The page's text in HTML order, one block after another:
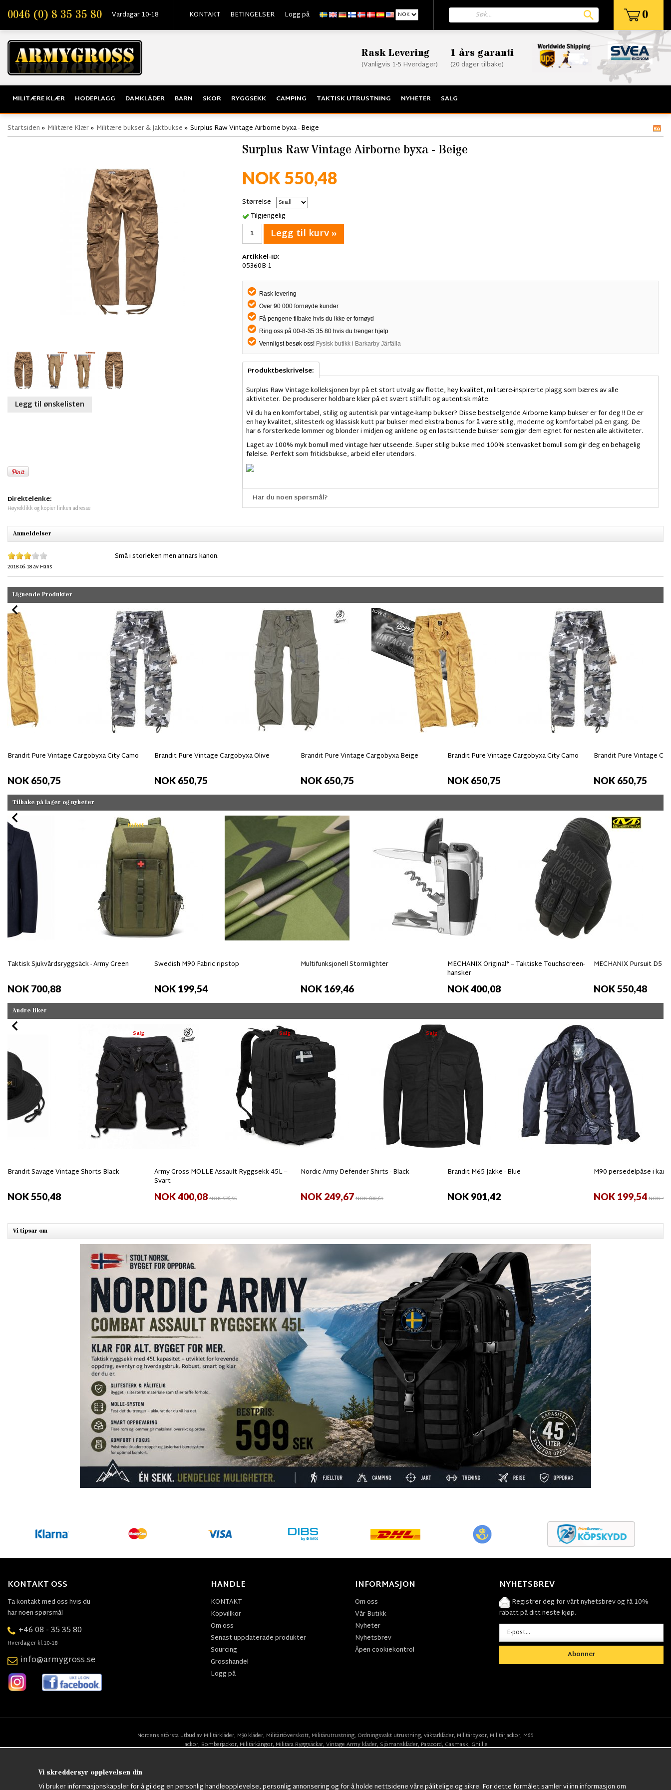
0046 (0) 8 35 35 80 Vardagar 10-18 KONTAKT BETINGELSER Logg på 0
Rask Levering
(Vanligvis 1-5 Hverdager)
1 års garanti
(20 dager tilbake)
MILITÆRE KLÆR HODEPLAGG DAMKLÄDER BARN SKOR RYGGSEKK CAMPING TAKTISK UTRUSTNING NYHETER SALG
Startsiden» Militære Klær» Militære bukser & Jaktbukse» Surplus Raw Vintage Airborne byxa - Beige
Legg til ønskelisten
Direktelenke:
Høyreklikk og kopier linken adresse
Surplus Raw Vintage Airborne byxa - Beige
NOK 550,48
Størrelse
Tilgjengelig
Legg til kurv »
Artikkel-ID:
05360B-1
Rask levering
Over 90 000 fornøyde kunder
Få pengene tilbake hvis du ikke er fornøyd
Ring oss på 00-8-35 35 80 hvis du trenger hjelp
Vennligst besøk oss! Fysisk butikk i Barkarby Järfälla
Produktbeskrivelse:
Surplus Raw Vintage kolleksjonen byr på et stort utvalg av flotte, høy kvalitet, militære-inspirerte plagg som bæres av alle
aktiviteter. De produserer holdbare klær på et svært stilfullt og autentisk måte.
Vil du ha en komfortabel, stilig og autentisk par vintage-kamp bukser? Disse bestselgende Airborne kamp bukser er for deg !! De er
en høy kvalitet, slitesterk og klassisk kutt par bukser med ekstra bonus for å være stilig, moderne og komfortabel på en gang. De
har 6 forsterkede lommer og blonder i midjen og anklene og en løstsittende bukser som gjør dem egnet for nesten alle aktiviteter.
Laget av 100% myk bomull med vintage hær utseende. Super stilig bukse med 100% stenvasket bomull som gir deg en behagelig
følelse. Perfekt som fritidsbukse, arbeid eller utendørs.
Har du noen spørsmål?
Anmeldelser
2018-06-18av Hans
Små i storleken men annars kanon.
Lignende Produkter
Brandit Pure Vintage Cargobyxa City Camo
NOK 650,75
Brandit Pure Vintage Cargobyxa Olive
NOK 650,75
Brandit Pure Vintage Cargobyxa Beige
NOK 650,75
Brandit Pure Vintage Cargobyxa City Camo
NOK 650,75
Brandit Pure Vintage
NOK 650,75
Tilbake på lager og nyheter
Nyhet
Taktisk Sjukvårdsryggsäck - Army Green
NOK 700,88
Swedish M90 Fabric ripstop
NOK 199,54
Multifunksjonell Stormlighter
NOK 169,46
MECHANIX Original® – Taktiske Touchscreen-
hansker
NOK 400,08
MECHANIX Pursuit D5
NOK 550,48
Andre liker
Salg
Brandit Savage Vintage Shorts Black
NOK 550,48
Salg
Army Gross MOLLE Assault Ryggsekk 45L –
Svart
NOK 400,08NOK 576,55
Salg
Nordic Army Defender Shirts - Black
NOK 249,67NOK 600,61
Brandit M65 Jakke - Blue
NOK 901,42
M90 persedelpåse i
NOK 199,54NOK
Vi tipsar om
KONTAKT OSS
Ta kontakt med oss hvis du
har noen spørsmål
+46 08 - 35 35 80
Hverdager kl.10-18
info@armygross.se
HANDLE
KONTAKT
Köpvillkor
Om oss
Senast uppdaterade produkter
Sourcing
Grosshandel
Logg på
INFORMASJON
Om oss
Vår Butikk
Nyheter
Nyhetsbrev
Åpen cookiekontrol
NYHETSBREV
Registrer deg for vårt nyhetsbrev og få 10%
rabatt på ditt neste kjøp.
Abonner
Nordens största utbud av Militärkläder, M90 kläder, Militärtöverskott, Militärutrustning, Ordningsvakt utrustning, väktarkläder, Militärbyxor, Militärjackor, M65
Jackor,Bomberjackor,Militärkängor,Militära Ryggsäckar,Vintage Army kläder,Sjömanskläder,Paracord,Gasmask,Ghillie
Vi skreddersyr opplevelsen din
Vi bruker informasjonskapsler for å gi deg en personlig handleopplevelse, personlig annonsering og for å holde nettsidene våre pålitelige og sikre. For dette formålet samler vi inn informasjon om